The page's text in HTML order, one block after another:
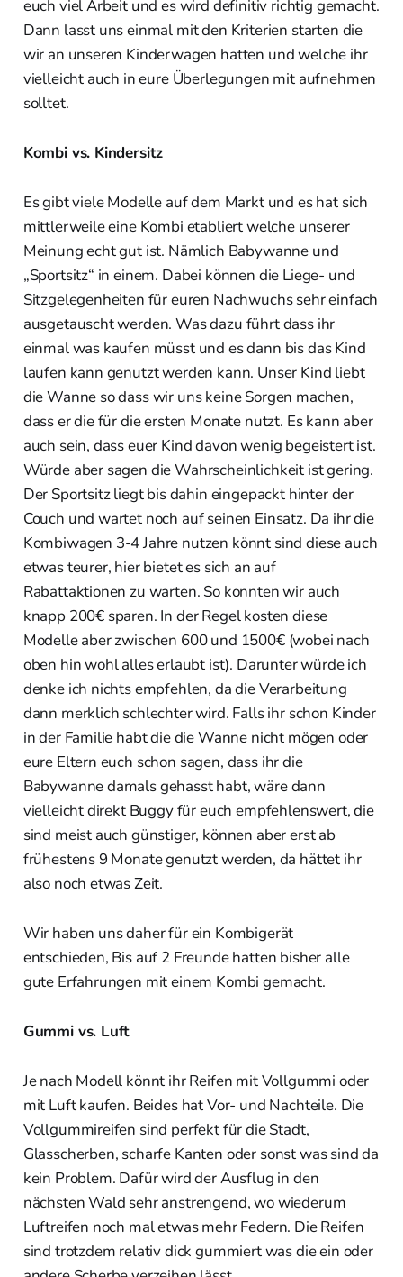
euch viel Arbeit und es wird definitiv richtig gemacht.
Dann lasst uns einmal mit den Kriterien starten die
wir an unseren Kinderwagen hatten und welche ihr
vielleicht auch in eure Überlegungen mit aufnehmen
solltet.
Kombi vs. Kindersitz
Es gibt viele Modelle auf dem Markt und es hat sich
mittlerweile eine Kombi etabliert welche unserer
Meinung echt gut ist. Nämlich Babywanne und
„Sportsitz“ in einem. Dabei können die Liege- und
Sitzgelegenheiten für euren Nachwuchs sehr einfach
ausgetauscht werden. Was dazu führt dass ihr
einmal was kaufen müsst und es dann bis das Kind
laufen kann genutzt werden kann. Unser Kind liebt
die Wanne so dass wir uns keine Sorgen machen,
dass er die für die ersten Monate nutzt. Es kann aber
auch sein, dass euer Kind davon wenig begeistert ist.
Würde aber sagen die Wahrscheinlichkeit ist gering.
Der Sportsitz liegt bis dahin eingepackt hinter der
Couch und wartet noch auf seinen Einsatz. Da ihr die
Kombiwagen 3-4 Jahre nutzen könnt sind diese auch
etwas teurer, hier bietet es sich an auf
Rabattaktionen zu warten. So konnten wir auch
knapp 200€ sparen. In der Regel kosten diese
Modelle aber zwischen 600 und 1500€ (wobei nach
oben hin wohl alles erlaubt ist). Darunter würde ich
denke ich nichts empfehlen, da die Verarbeitung
dann merklich schlechter wird. Falls ihr schon Kinder
in der Familie habt die die Wanne nicht mögen oder
eure Eltern euch schon sagen, dass ihr die
Babywanne damals gehasst habt, wäre dann
vielleicht direkt Buggy für euch empfehlenswert, die
sind meist auch günstiger, können aber erst ab
frühestens 9 Monate genutzt werden, da hättet ihr
also noch etwas Zeit.
Wir haben uns daher für ein Kombigerät
entschieden, Bis auf 2 Freunde hatten bisher alle
gute Erfahrungen mit einem Kombi gemacht.
Gummi vs. Luft
Je nach Modell könnt ihr Reifen mit Vollgummi oder
mit Luft kaufen. Beides hat Vor- und Nachteile. Die
Vollgummireifen sind perfekt für die Stadt,
Glasscherben, scharfe Kanten oder sonst was sind da
kein Problem. Dafür wird der Ausflug in den
nächsten Wald sehr anstrengend, wo wiederum
Luftreifen noch mal etwas mehr Federn. Die Reifen
sind trotzdem relativ dick gummiert was die ein oder